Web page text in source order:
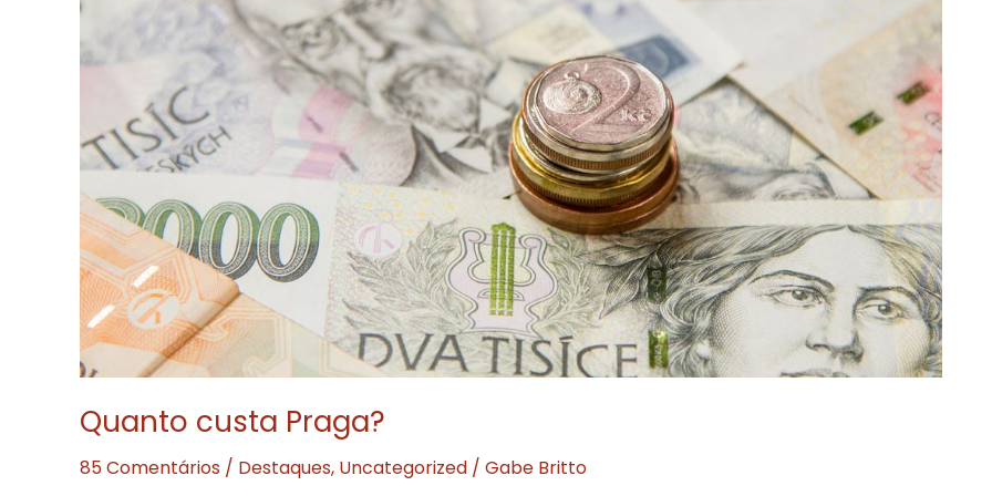
Quanto custa Praga?
85 Comentários / Destaques, Uncategorized / Gabe Britto